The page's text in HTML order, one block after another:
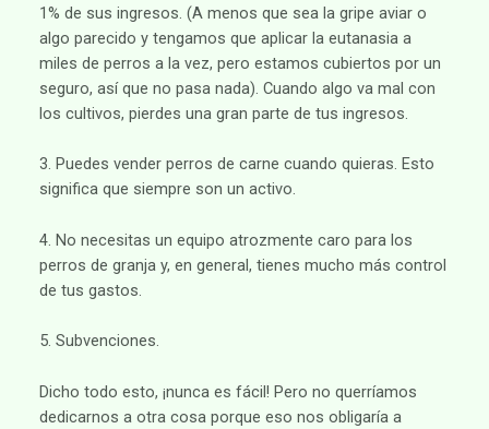
1% de sus ingresos. (A menos que sea la gripe aviar o
algo parecido y tengamos que aplicar la eutanasia a
miles de perros a la vez, pero estamos cubiertos por un
seguro, así que no pasa nada). Cuando algo va mal con
los cultivos, pierdes una gran parte de tus ingresos.
3. Puedes vender perros de carne cuando quieras. Esto
significa que siempre son un activo.
4. No necesitas un equipo atrozmente caro para los
perros de granja y, en general, tienes mucho más control
de tus gastos.
5. Subvenciones.
Dicho todo esto, ¡nunca es fácil! Pero no querríamos
dedicarnos a otra cosa porque eso nos obligaría a